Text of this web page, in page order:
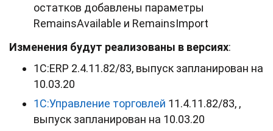
остатков добавлены параметры
RemainsAvailable и RemainsImport
Изменения будут реализованы в версиях:
1С:ERP 2.4.11.82/83, выпуск запланирован на
10.03.20
1С:Управление торговлей 11.4.11.82/83, ,
выпуск запланирован на 10.03.20